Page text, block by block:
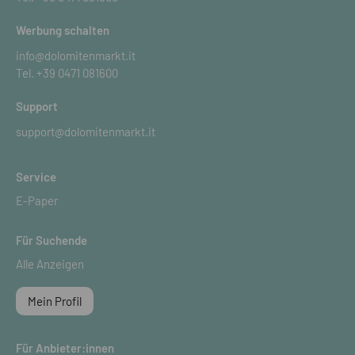
Werbung schalten
info@dolomitenmarkt.it
Tel. +39 0471 081600
Support
support@dolomitenmarkt.it
Service
E-Paper
Für Suchende
Alle Anzeigen
Mein Profil
Für Anbieter:innen